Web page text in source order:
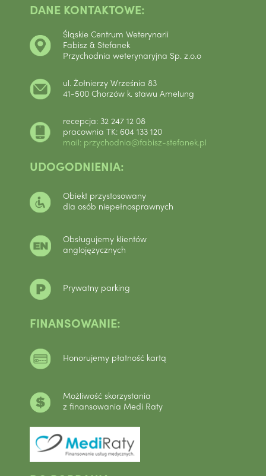
DANE KONTAKTOWE:
Śląskie Centrum Weterynarii
Fabisz & Stefanek
Przychodnia weterynaryjna Sp. z.o.o
ul. Żołnierzy Września 83
41-500 Chorzów k. stawu Amelung
recepcja: 32 247 12 08
pracownia TK: 604 133 120
mail: przychodnia@fabisz-stefanek.pl
UDOGODNIENIA:
Obiekt przystosowany
dla osób niepełnosprawnych
Obsługujemy klientów
anglojęzycznych
Prywatny parking
FINANSOWANIE:
Honorujemy płatność kartą
Możliwość skorzystania
z finansowania Medi Raty